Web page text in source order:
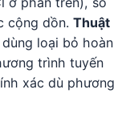
cộng dồn. Thuật
loại bỏ hoàn
trình tuyến
xác dù phương